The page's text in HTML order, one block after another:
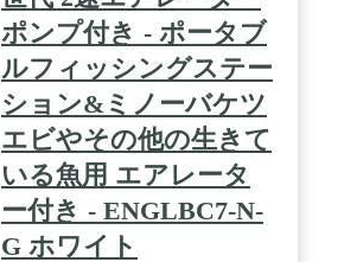
ポンプ付き - ポータブ
ルフィッシングステー
ション&ミノーバケツ
エビやその他の生きて
いる魚用 エアレータ
ー付き - ENGLBC7-N-
G ホワイト